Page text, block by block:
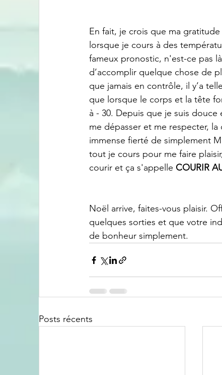
En fait, je crois que ma
lorsque je cours à des
fameux pronostic, n'est-ce pas
d’accomplir quelque chose de
que jamais en contrôle, il y’a
que lorsque le corps et la tête
à - 30. Depuis que je suis
me dépasser et me respecter,
immense fierté de simplement
tout je cours pour me faire
courir et ça s'appelle COURIR
Noël arrive, faites-vous plaisir.
quelques sorties et que votre
de bonheur simplement.
Posts récents